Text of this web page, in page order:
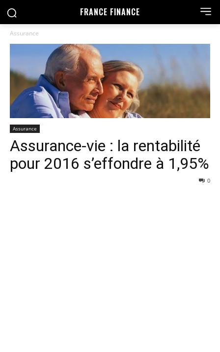
FRANCE FINANCE
Assurance
Assurance
Assurance-vie : la rentabilité
pour 2016 s’effondre à 1,95%
0